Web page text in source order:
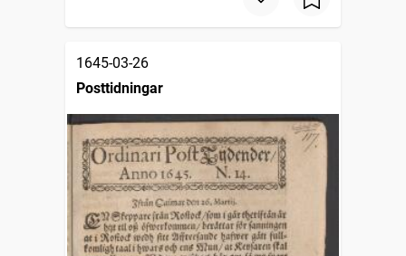
1645-03-26
Posttidningar